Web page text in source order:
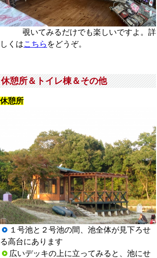
覗いてみるだけでも楽しいですよ。詳
しくはこちら をどうぞ。
休憩所＆トイレ棟＆その他
休憩所
１号池と２号池の間、池全体が見下ろせ
る高台にあります
広いデッキの上に立ってみると、池にせ